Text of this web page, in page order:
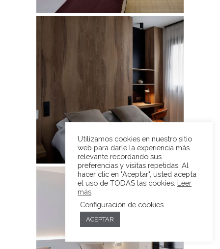
Utilizamos cookies en nuestro sitio
web para darle la experiencia más
relevante recordando sus
preferencias y visitas repetidas. Al
hacer clic en "Aceptar", usted acepta
el uso de TODAS las cookies. Leer
más
Configuración de cookies
ACEPTAR